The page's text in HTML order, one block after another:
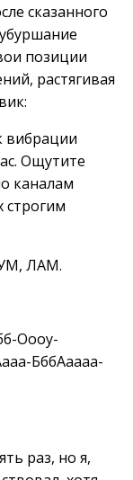
сказанного
позиции
растягивая
вибрации
Ощутите
каналам
строгим
ЛАМ.
Оооу-
БббАаааа-
раз, но я,